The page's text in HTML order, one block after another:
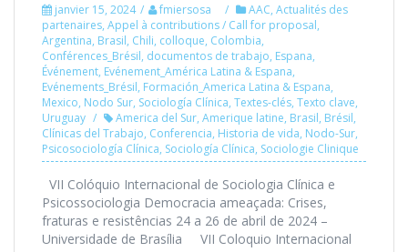
janvier 15, 2024 fmiersosa AAC, Actualités des
partenaires, Appel à contributions / Call for proposal,
Argentina, Brasil, Chili, colloque, Colombia,
Conférences_Brésil, documentos de trabajo, Espana,
Événement, Evénement_América Latina & Espana,
Evénements_Brésil, Formación_America Latina & Espana,
Mexico, Nodo Sur, Sociología Clínica, Textes-clés, Texto clave,
Uruguay
America del Sur, Amerique latine, Brasil, Brésil,
Clínicas del Trabajo, Conferencia, Historia de vida, Nodo-Sur,
Psicosociología Clínica, Sociología Clínica, Sociologie Clinique
VII Colóquio Internacional de Sociologia Clínica e
Psicossociologia Democracia ameaçada: Crises,
fraturas e resistências 24 a 26 de abril de 2024 –
Universidade de Brasília VII Coloquio Internacional